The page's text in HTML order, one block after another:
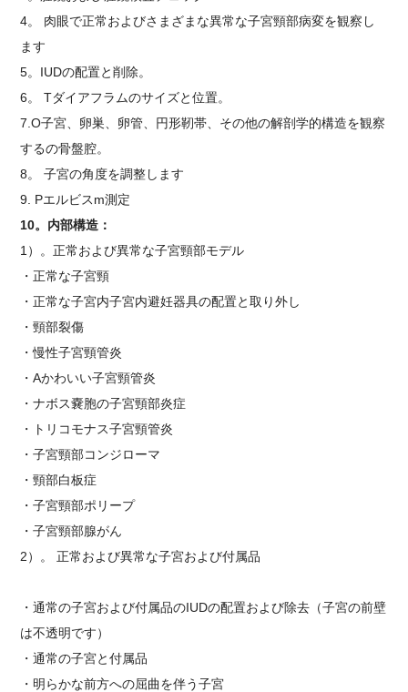
4。
肉眼で正常およびさまざまな異常な子宮頸部病変を観察し
ます
5。 IUDの配置と削除。
6。 Tダイアフラムのサイズと位置。
7 .O子宮、卵巣、卵管、円形靭帯、その他の解剖学的構造を観察
するの骨盤腔。
8。
子宮の角度を調整します
9. Pエルビスm測定
10。 内部構造：
1）。正常および異常な子宮頸部モデル
・正常な子宮頸
・正常な子宮内子宮内避妊器具の配置と取り外し
・頸部裂傷
・慢性子宮頸管炎
・Aかわいい子宮頸管炎
・ナボス嚢胞の子宮頸部炎症
・
トリコモナス子宮頸管炎
・子宮頸部コンジローマ
・頸部白板症
・子宮頸部ポリープ
・子宮頸部腺がん
2）。
正常および異常な子宮および付属品
・通常の子宮および付属品のIUDの配置および除去（子宮の前壁
は不透明です）
・通常の子宮と付属品
・ 明らかな前方への屈曲を伴う子宮